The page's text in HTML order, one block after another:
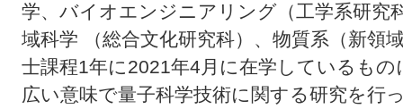
学、バイオエンジニアリング（工学系研究
域科学 （総合文化研究科）、物質系（新領
士課程1年に2021年4月に在学しているもの
広い意味で量子科学技術に関する研究を行